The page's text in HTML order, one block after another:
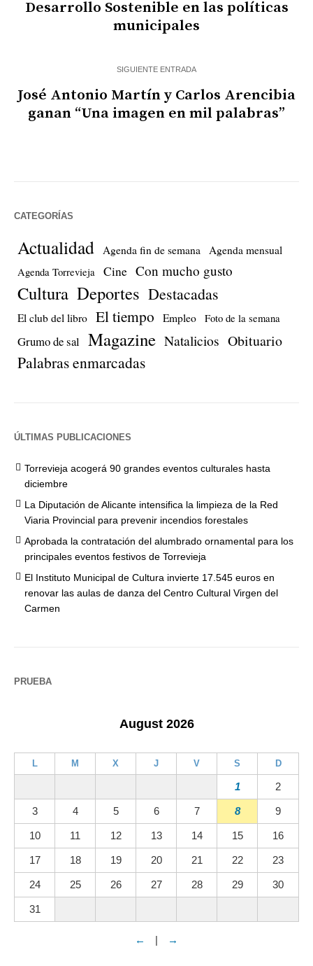
Desarrollo Sostenible en las políticas
municipales
SIGUIENTE ENTRADA
José Antonio Martín y Carlos Arencibia
ganan “Una imagen en mil palabras”
CATEGORÍAS
Actualidad Agenda fin de semana Agenda mensual
Agenda Torrevieja Cine Con mucho gusto
Cultura Deportes Destacadas
El club del libro El tiempo Empleo Foto de la semana
Grumo de sal Magazine Natalicios Obituario
Palabras enmarcadas
ÚLTIMAS PUBLICACIONES
Torrevieja acogerá 90 grandes eventos culturales hasta
diciembre
La Diputación de Alicante intensifica la limpieza de la Red
Viaria Provincial para prevenir incendios forestales
Aprobada la contratación del alumbrado ornamental para los
principales eventos festivos de Torrevieja
El Instituto Municipal de Cultura invierte 17.545 euros en
renovar las aulas de danza del Centro Cultural Virgen del
Carmen
PRUEBA
August 2026
L M X J V S D
1 2
3 4 5 6 7 8 9
10 11 12 13 14 15 16
17 18 19 20 21 22 23
24 25 26 27 28 29 30
31
← | →